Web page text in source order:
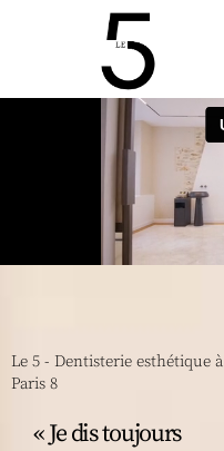
Le 5 - Dentisterie esthétique à
Paris 8
« Je dis toujours